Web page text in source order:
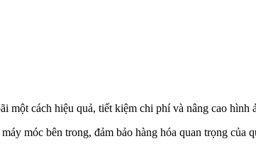
cách hiệu quả, tiết kiệm chi phí và nâng cao hình
móc bên trong, đảm bảo hàng hóa quan trọng của